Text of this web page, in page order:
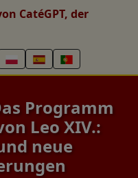
CatéGPT, der
Programm
Leo XIV.:
neue